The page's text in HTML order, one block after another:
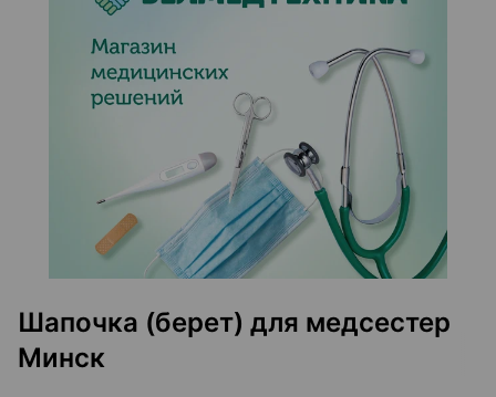
Шапочка (берет) для медсестер
Минск